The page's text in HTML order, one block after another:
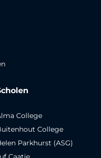
College
College
Parkhurst (ASG)